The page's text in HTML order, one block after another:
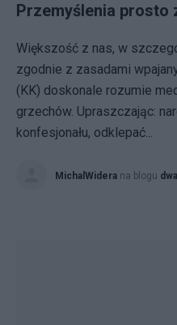
Przemyślenia prosto
Większość z nas, w
zgodnie z zasadami
(KK) doskonale rozumie
grzechów. Upraszczając:
konfesjonału, odklepać...
MichalWidera na blogu